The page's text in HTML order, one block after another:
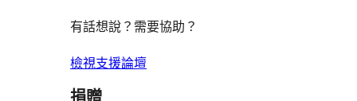
有話想說？需要協助？
檢視支援論壇